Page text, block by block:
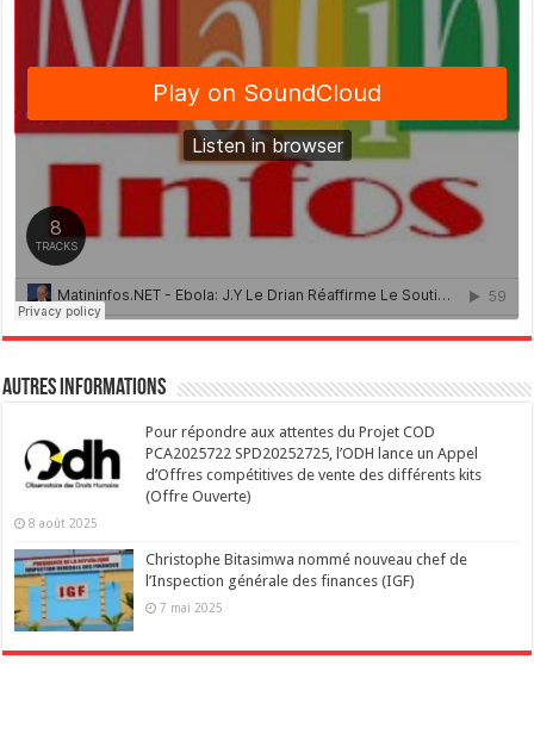
Autres Informations
Pour répondre aux attentes du Projet COD
PCA2025722 SPD20252725, l’ODH lance un Appel
d’Offres compétitives de vente des différents kits
(Offre Ouverte)
8 août 2025
Christophe Bitasimwa nommé nouveau chef de
l’Inspection générale des finances (IGF)
7 mai 2025